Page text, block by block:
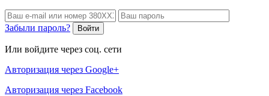
Забыли пароль? Войти
Или войдите через соц. сети
Авторизация через Google+
Авторизация через Facebook